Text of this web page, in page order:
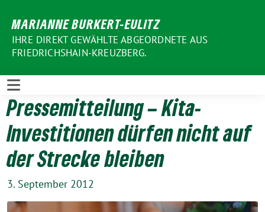
zum
Inhalt
MARIANNE BURKERT-EULITZ
IHRE DIREKT GEWÄHLTE ABGEORDNETE AUS
FRIEDRICHSHAIN-KREUZBERG.
Pressemitteilung – Kita-
Investitionen dürfen nicht auf
der Strecke bleiben
3. September 2012